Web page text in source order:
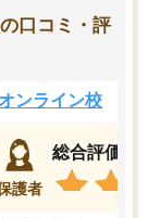
口コミ・評
オンライン校
護者
総合評価